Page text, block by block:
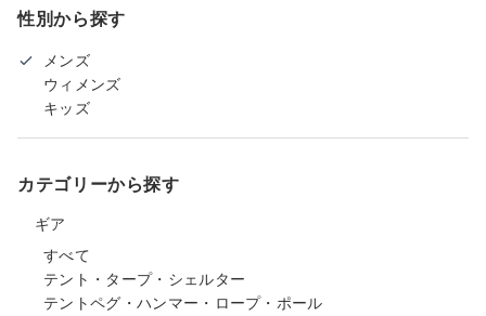
性別から探す
メンズ
ウィメンズ
キッズ
カテゴリーから探す
ギア
すべて
テント・タープ・シェルター
テントペグ・ハンマー・ロープ・ポール